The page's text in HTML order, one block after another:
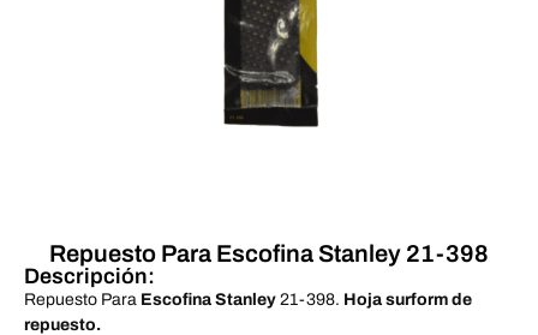
Repuesto Para Escofina Stanley 21-398
Descripción:
Repuesto Para Escofina Stanley 21-398. Hoja surform de
repuesto.